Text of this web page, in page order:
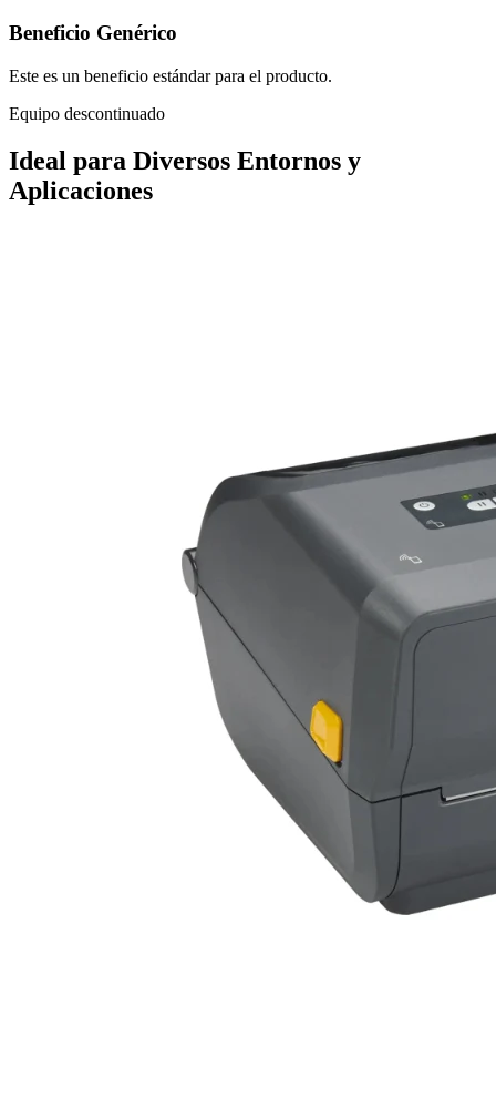
Beneficio Genérico
Este es un beneficio estándar para el producto.
Equipo descontinuado
Ideal para Diversos Entornos y
Aplicaciones